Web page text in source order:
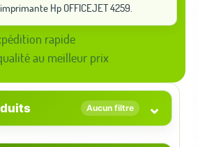
Hp OFFICEJET 4259.
rapide
au meilleur prix
Aucun filtre ⌄